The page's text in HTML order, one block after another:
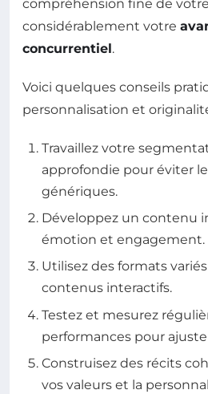
compréhension fine de
considérablement votre
concurrentiel.
Voici quelques conseils
personnalisation et
Travaillez votre
approfondie pour éviter
génériques.
Développez un contenu
émotion et engagement.
Utilisez des formats
contenus interactifs.
Testez et mesurez
performances pour
Construisez des récits
vos valeurs et la